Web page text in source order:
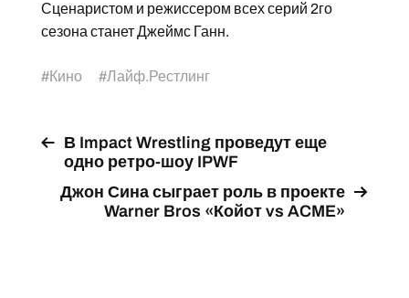
Сценаристом и режиссером всех серий 2го
сезона станет Джеймс Ганн.
#Кино #Лайф.Рестлинг
В Impact Wrestling проведут еще
одно ретро-шоу IPWF
Джон Сина сыграет роль в проекте
Warner Bros «Койот vs ACME»